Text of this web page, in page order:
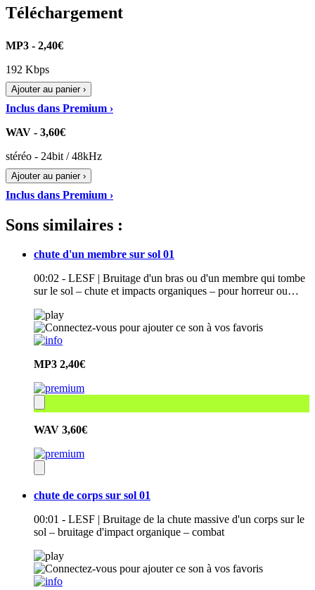
Téléchargement
MP3 - 2,40€
192 Kbps
Ajouter au panier ›
Inclus dans Premium ›
WAV - 3,60€
stéréo - 24bit / 48kHz
Ajouter au panier ›
Inclus dans Premium ›
Sons similaires :
chute d'un membre sur sol 01
00:02 - LESF | Bruitage d'un bras ou d'un membre qui tombe
sur le sol – chute et impacts organiques – pour horreur ou…
MP3 2,40€
WAV 3,60€
chute de corps sur sol 01
00:01 - LESF | Bruitage de la chute massive d'un corps sur le
sol – bruitage d'impact organique – combat